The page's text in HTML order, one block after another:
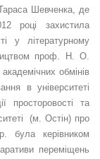
Тараса Шевченка, де
році захистила
у літературному
проф. Н. О.
обмінів
в університеті
просторовості та
(м. Остін) про
була керівником
переміщень